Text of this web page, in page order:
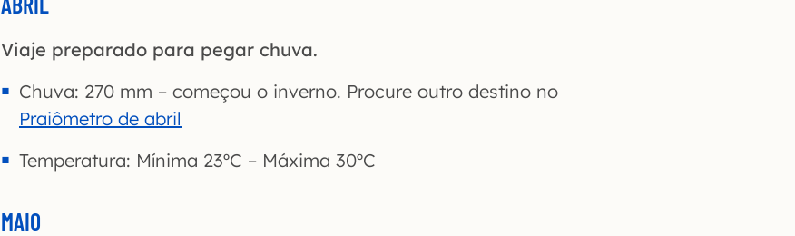
Viaje preparado para pegar chuva.
Chuva: 270 mm – começou o inverno. Procure outro destino no
Praiômetro de abril
Temperatura: Mínima 23ºC – Máxima 30ºC
MAIO